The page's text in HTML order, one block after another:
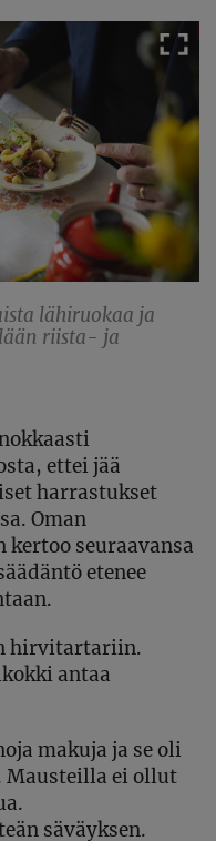
lähiruokaa ja
riista- ja
ettei jää
harrastukset
Oman
kertoo seuraavansa
etenee
hirvitartariin.
antaa
makuja ja se oli
Mausteilla ei ollut
säväyksen.